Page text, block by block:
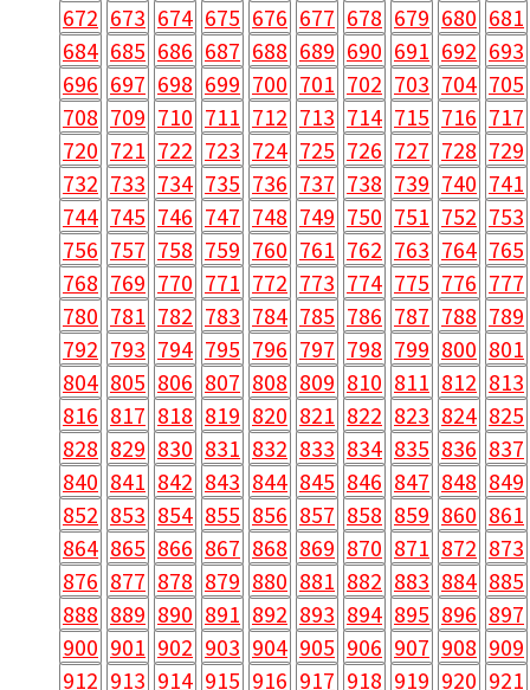
672 673 674 675 676 677 678 679 680 681
684 685 686 687 688 689 690 691 692 693
696 697 698 699 700 701 702 703 704 705
708 709 710 711 712 713 714 715 716 717
720 721 722 723 724 725 726 727 728 729
732 733 734 735 736 737 738 739 740 741
744 745 746 747 748 749 750 751 752 753
756 757 758 759 760 761 762 763 764 765
768 769 770 771 772 773 774 775 776 777
780 781 782 783 784 785 786 787 788 789
792 793 794 795 796 797 798 799 800 801
804 805 806 807 808 809 810 811 812 813
816 817 818 819 820 821 822 823 824 825
828 829 830 831 832 833 834 835 836 837
840 841 842 843 844 845 846 847 848 849
852 853 854 855 856 857 858 859 860 861
864 865 866 867 868 869 870 871 872 873
876 877 878 879 880 881 882 883 884 885
888 889 890 891 892 893 894 895 896 897
900 901 902 903 904 905 906 907 908 909
912 913 914 915 916 917 918 919 920 921